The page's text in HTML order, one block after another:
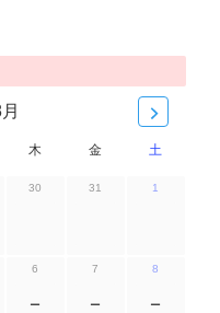
木 金 土
30 31 1
6
ー
7
ー
8
ー